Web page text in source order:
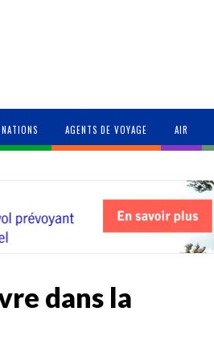
AGENTS DE VOYAGE AIR
dans la